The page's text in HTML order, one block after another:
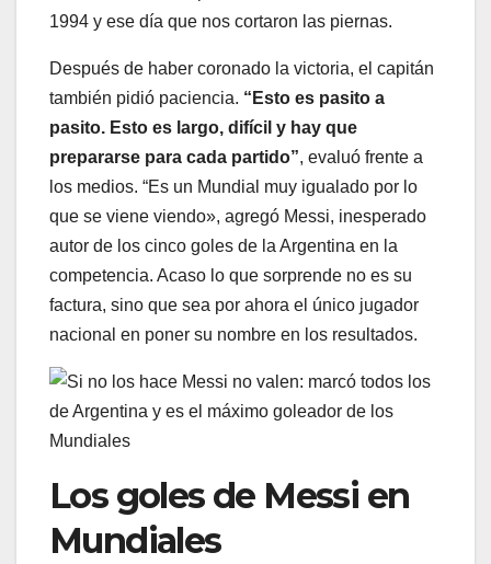
1994 y ese día que nos cortaron las piernas.
Después de haber coronado la victoria, el capitán
también pidió paciencia. “Esto es pasito a
pasito. Esto es largo, difícil y hay que
prepararse para cada partido”, evaluó frente a
los medios. “Es un Mundial muy igualado por lo
que se viene viendo», agregó Messi, inesperado
autor de los cinco goles de la Argentina en la
competencia. Acaso lo que sorprende no es su
factura, sino que sea por ahora el único jugador
nacional en poner su nombre en los resultados.
Los goles de Messi en
Mundiales